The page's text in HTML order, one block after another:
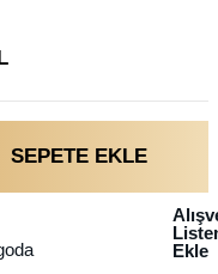
SEPETE EKLE
Ekle